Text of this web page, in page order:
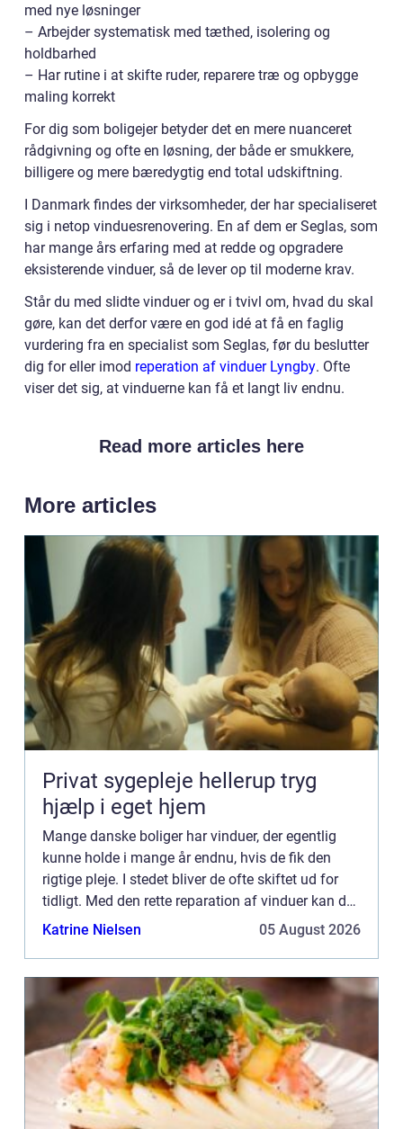
med nye løsninger
– Arbejder systematisk med tæthed, isolering og
holdbarhed
– Har rutine i at skifte ruder, reparere træ og opbygge
maling korrekt
For dig som boligejer betyder det en mere nuanceret
rådgivning og ofte en løsning, der både er smukkere,
billigere og mere bæredygtig end total udskiftning.
I Danmark findes der virksomheder, der har specialiseret
sig i netop vinduesrenovering. En af dem er Seglas, som
har mange års erfaring med at redde og opgradere
eksisterende vinduer, så de lever op til moderne krav.
Står du med slidte vinduer og er i tvivl om, hvad du skal
gøre, kan det derfor være en god idé at få en faglig
vurdering fra en specialist som Seglas, før du beslutter
dig for eller imod reperation af vinduer Lyngby. Ofte
viser det sig, at vinduerne kan få et langt liv endnu.
Read more articles here
More articles
Privat sygepleje hellerup tryg
hjælp i eget hjem
Mange danske boliger har vinduer, der egentlig
kunne holde i mange år endnu, hvis de fik den
rigtige pleje. I stedet bliver de ofte skiftet ud for
tidligt. Med den rette reparation af vinduer kan du
bevare husets oprindelige udtryk, forbedre ko...
Katrine Nielsen 05 August 2026